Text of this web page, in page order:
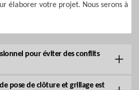
élaborer votre projet. Nous serons à
pour éviter des conflits
pose de clôture et grillage est